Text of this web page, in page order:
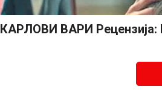
КАРЛОВИ ВАРИ Рецензија: